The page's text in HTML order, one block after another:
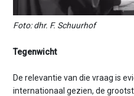
Foto: dhr. F. Schuurhof
Tegenwicht
De relevantie van die vraag is
internationaal gezien, de